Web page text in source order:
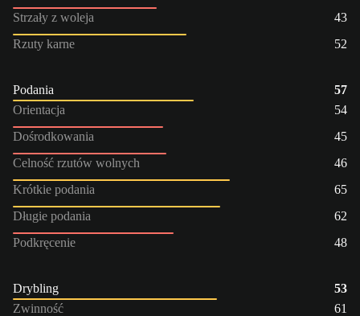
Strzały z woleja
43
Rzuty karne
52
Podania
57
Orientacja
54
Dośrodkowania
45
Celność rzutów wolnych
46
Krótkie podania
65
Długie podania
62
Podkręcenie
48
Drybling
53
Zwinność
61